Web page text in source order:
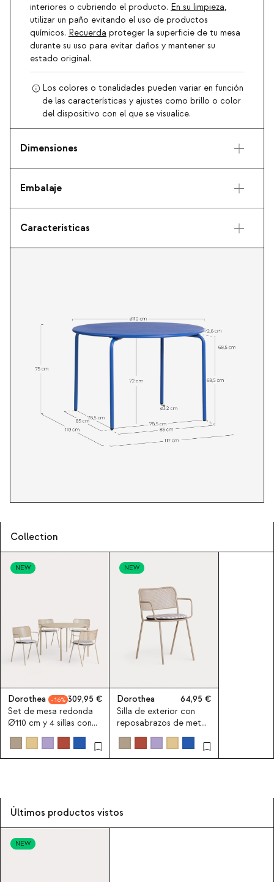
interiores o cubriendo el producto. En su limpieza,
utilizar un paño evitando el uso de productos
químicos. Recuerda proteger la superficie de tu mesa
durante su uso para evitar daños y mantener su
estado original.
Los colores o tonalidades pueden variar en función
de las características y ajustes como brillo o color
del dispositivo con el que se visualice.
Dimensiones
Embalaje
Características
Collection
NEW
Dorothea 16
309,95
Set de mesa redonda
Ø110 cm y 4 sillas con
reposabrazos de metal
NEW
Dorothea
64,95
Silla de exterior con
reposabrazos de metal
Dorothea
Últimos productos vistos
NEW